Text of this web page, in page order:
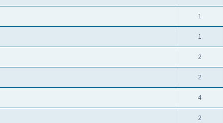
1
1
2
2
4
2